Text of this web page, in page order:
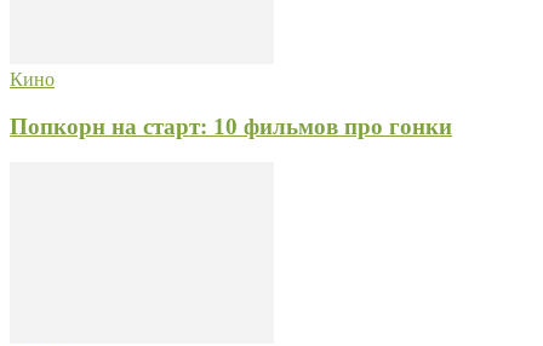
Кино
Попкорн на старт: 10 фильмов про гонки